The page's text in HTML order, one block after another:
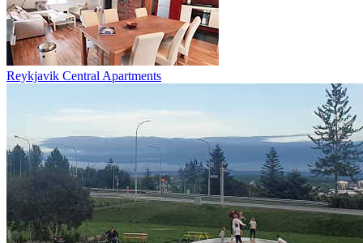
Reykjavik Central Apartments